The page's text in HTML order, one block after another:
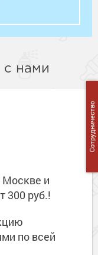
с нами
Москве и
300 руб.!
по всей
Сотрудничество